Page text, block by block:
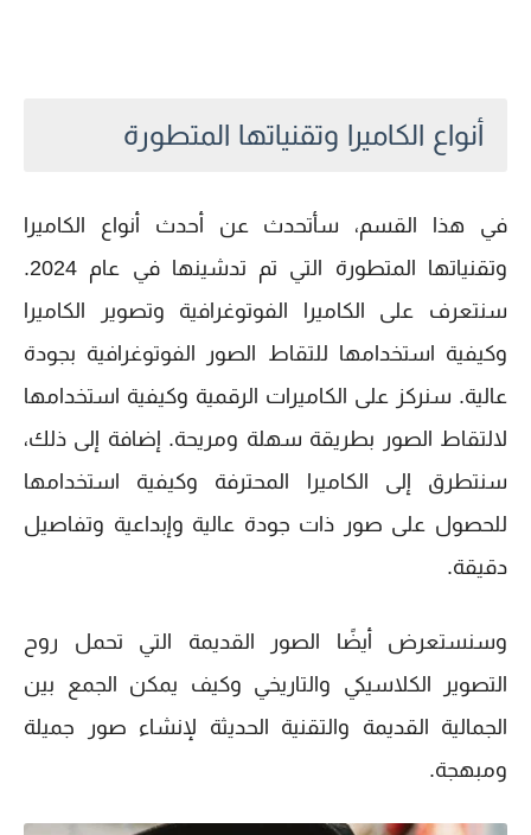
أنواع الكاميرا وتقنياتها المتطورة
في هذا القسم، سأتحدث عن أحدث أنواع الكاميرا
وتقنياتها المتطورة التي تم تدشينها في عام 2024.
سنتعرف على الكاميرا الفوتوغرافية وتصوير الكاميرا
وكيفية استخدامها للتقاط الصور الفوتوغرافية بجودة
عالية. سنركز على الكاميرات الرقمية وكيفية استخدامها
لالتقاط الصور بطريقة سهلة ومريحة. إضافة إلى ذلك،
سنتطرق إلى الكاميرا المحترفة وكيفية استخدامها
للحصول على صور ذات جودة عالية وإبداعية وتفاصيل
دقيقة.
وسنستعرض أيضًا الصور القديمة التي تحمل روح
التصوير الكلاسيكي والتاريخي وكيف يمكن الجمع بين
الجمالية القديمة والتقنية الحديثة لإنشاء صور جميلة
ومبهجة.